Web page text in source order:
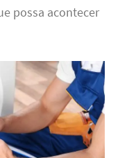
possa acontecer